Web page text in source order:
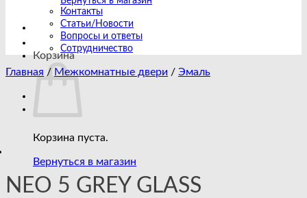
Корзина
Корзина пуста.
Вернуться в магазин
Контакты
Статьи/Новости
Вопросы и ответы
Сотрудничество
Главная / Межкомнатные двери / Эмаль
NEO 5 GREY GLASS